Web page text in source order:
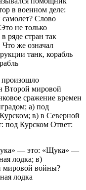
в военном деле:
самолет? Слово
не только
ряде стран так
же означал
танк, корабль
произошло
Второй мировой
сражение времен
а) под
в) в Северной
под Курском Ответ:
— это: «Щука» —
лодка; в)
мировой войны?
лодка